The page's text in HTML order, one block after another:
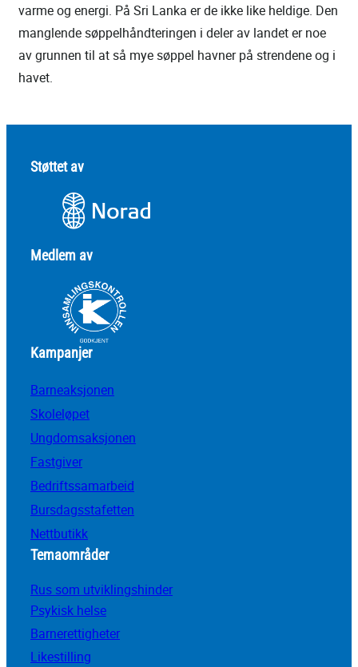
varme og energi. På Sri Lanka er de ikke like heldige. Den
manglende søppelhåndteringen i deler av landet er noe
av grunnen til at så mye søppel havner på strendene og i
havet.
Støttet av
Medlem av
Kampanjer
Barneaksjonen
Skoleløpet
Ungdomsaksjonen
Fastgiver
Bedriftssamarbeid
Bursdagsstafetten
Nettbutikk
Temaområder
Rus som utviklingshinder
Psykisk helse
Barnerettigheter
Likestilling